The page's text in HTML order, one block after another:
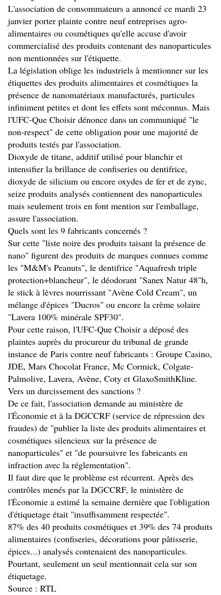
L'association de consommateurs a annoncé ce mardi 23
janvier porter plainte contre neuf entreprises agro-
alimentaires ou cosmétiques qu'elle accuse d'avoir
commercialisé des produits contenant des nanoparticules
non mentionnées sur l'étiquette.
La législation oblige les industriels à mentionner sur les
étiquettes des produits alimentaires et cosmétiques la
présence de nanomatériaux manufacturés, particules
infiniment petites et dont les effets sont méconnus. Mais
l'UFC-Que Choisir dénonce dans un communiqué "le
non-respect" de cette obligation pour une majorité de
produits testés par l'association.
Dioxyde de titane, additif utilisé pour blanchir et
intensifier la brillance de confiseries ou dentifrice,
dioxyde de silicium ou encore oxydes de fer et de zync,
seize produits analysés contiennent des nanoparticules
mais seulement trois en font mention sur l'emballage,
assure l'association.
Quels sont les 9 fabricants concernés ?
Sur cette "liste noire des produits taisant la présence de
nano" figurent des produits de marques connues comme
les "M&M's Peanuts", le dentifrice "Aquafresh triple
protection+blancheur", le déodorant "Sanex Natur 48"h,
le stick à lèvres nourrissant "Avène Cold Cream", un
mélange d'épices "Ducros" ou encore la crème solaire
"Lavera 100% minérale SPF30".
Pour cette raison, l'UFC-Que Choisir a déposé des
plaintes auprès du procureur du tribunal de grande
instance de Paris contre neuf fabricants : Groupe Casino,
JDE, Mars Chocolat France, Mc Cormick, Colgate-
Palmolive, Lavera, Avène, Coty et GlaxoSmithKline.
Vers un durcissement des sanctions ?
De ce fait, l'association demande au ministère de
l'Économie et à la DGCCRF (service de répression des
fraudes) de "publier la liste des produits alimentaires et
cosmétiques silencieux sur la présence de
nanoparticules" et "de poursuivre les fabricants en
infraction avec la réglementation".
Il faut dire que le problème est récurrent. Après des
contrôles menés par la DGCCRF, le ministère de
l'Économie a estimé la semaine dernière que l'obligation
d'étiquetage était "insuffisamment respectée".
87% des 40 produits cosmétiques et 39% des 74 produits
alimentaires (confiseries, décorations pour pâtisserie,
épices...) analysés contenaient des nanoparticules.
Pourtant, seulement un seul mentionnait cela sur son
étiquetage.
Source : RTL